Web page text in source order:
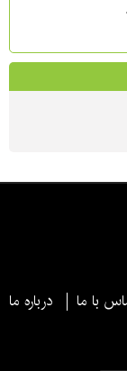
با ما درباره ما